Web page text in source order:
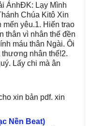
ÁnhĐK: Lạy Mình
Chúa Kitô Xin
mến yêu.1. Hiến trao
thân vì nhân thế đền
máu thân Ngài. Ôi
thương nhân thế!2.
Lấy chi mà ân
xin bản pdf. xin
Nền Beat)